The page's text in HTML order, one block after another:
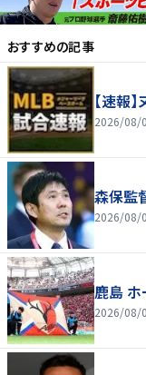
おすすめの記事
【速報
2026/08/
森保監
2026/08/
鹿島 ホ
2026/08/